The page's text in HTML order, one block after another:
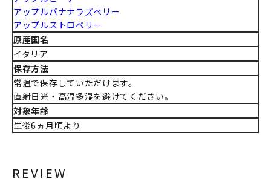
アップルバナナラズベリー
アップルストロベリー
原産国名
イタリア
保存方法
常温で保存していただけます。
直射日光・高温多湿を避けてください。
対象年齢
生後6ヵ月頃より
REVIEW